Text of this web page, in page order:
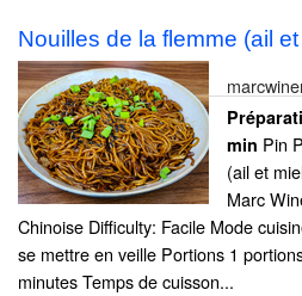
Nouilles de la flemme (ail
min Pin
(ail et
Marc
Chinoise Difficulty: Facile Mode
se mettre en veille Portions 1
minutes Temps de cuisson...